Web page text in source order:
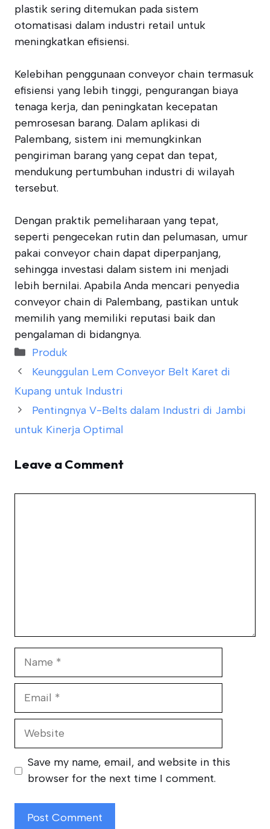
plastik sering ditemukan pada sistem
otomatisasi dalam industri retail untuk
meningkatkan efisiensi.
Kelebihan penggunaan conveyor chain termasuk
efisiensi yang lebih tinggi, pengurangan biaya
tenaga kerja, dan peningkatan kecepatan
pemrosesan barang. Dalam aplikasi di
Palembang, sistem ini memungkinkan
pengiriman barang yang cepat dan tepat,
mendukung pertumbuhan industri di wilayah
tersebut.
Dengan praktik pemeliharaan yang tepat,
seperti pengecekan rutin dan pelumasan, umur
pakai conveyor chain dapat diperpanjang,
sehingga investasi dalam sistem ini menjadi
lebih bernilai. Apabila Anda mencari penyedia
conveyor chain di Palembang, pastikan untuk
memilih yang memiliki reputasi baik dan
pengalaman di bidangnya.
Categories
Produk
Keunggulan Lem Conveyor Belt Karet di
Kupang untuk Industri
Pentingnya V-Belts dalam Industri di Jambi
untuk Kinerja Optimal
Leave a Comment
Website
Save my name, email, and website in this
browser for the next time I comment.